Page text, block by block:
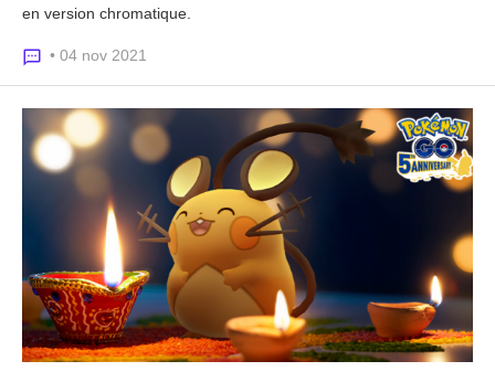
en version chromatique.
• 04 nov 2021